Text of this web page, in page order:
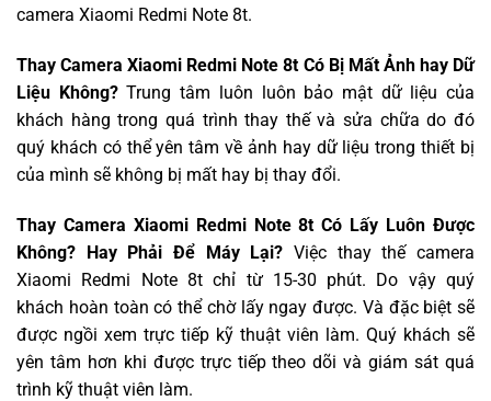
camera Xiaomi Redmi Note 8t.
Thay Camera Xiaomi Redmi Note 8t Có Bị Mất Ảnh hay Dữ
Liệu Không?Trung tâm luôn luôn bảo mật dữ liệu của
khách hàng trong quá trình thay thế và sửa chữa do đó
quý khách có thể yên tâm về ảnh hay dữ liệu trong thiết bị
của mình sẽ không bị mất hay bị thay đổi.
Thay Camera Xiaomi Redmi Note 8t Có Lấy Luôn Được
Không? Hay Phải Để Máy Lại? Việc thay thế camera
Xiaomi Redmi Note 8t chỉ từ 15-30 phút. Do vậy quý
khách hoàn toàn có thể chờ lấy ngay được. Và đặc biệt sẽ
được ngồi xem trực tiếp kỹ thuật viên làm. Quý khách sẽ
yên tâm hơn khi được trực tiếp theo dõi và giám sát quá
trình kỹ thuật viên làm.